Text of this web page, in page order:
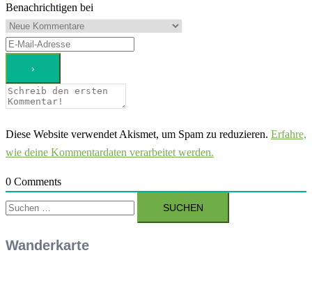
Benachrichtigen bei
Diese Website verwendet Akismet, um Spam zu reduzieren. Erfahre,
wie deine Kommentardaten verarbeitet werden.
0 Comments
Suchen
nach:
Wanderkarte